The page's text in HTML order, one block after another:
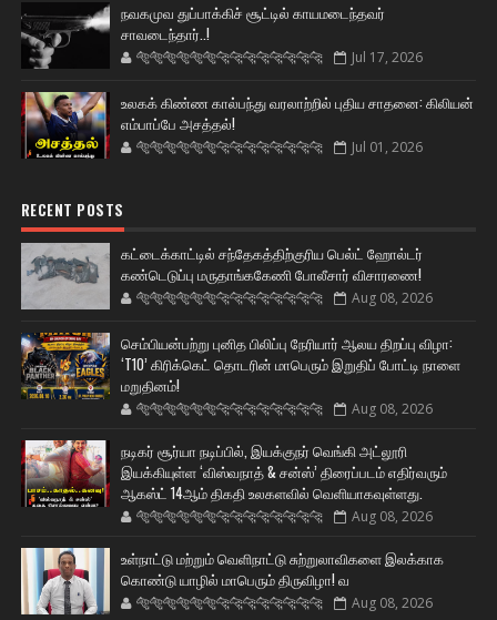
நவகமுவ துப்பாக்கிச் சூட்டில் காயமடைந்தவர்
சாவடைந்தார்..!
🐅🐅🐅🐅🐅🐅🐆🐆🐆🐆🐆🐆🐆🐆 Jul 17, 2026
உலகக் கிண்ண கால்பந்து வரலாற்றில் புதிய சாதனை: கிலியன்
எம்பாப்பே அசத்தல்!
🐅🐅🐅🐅🐅🐅🐆🐆🐆🐆🐆🐆🐆🐆 Jul 01, 2026
RECENT POSTS
கட்டைக்காட்டில் சந்தேகத்திற்குரிய பெல்ட் ஹோல்டர்
கண்டெடுப்பு மருதாங்ககேணி போலீசார் விசாரணை!
🐅🐅🐅🐅🐅🐅🐆🐆🐆🐆🐆🐆🐆🐆 Aug 08, 2026
செம்பியன்பற்று புனித பிலிப்பு நேரியார் ஆலய திறப்பு விழா:
‘T10’ கிரிக்கெட் தொடரின் மாபெரும் இறுதிப் போட்டி நாளை
மறுதினம்!
🐅🐅🐅🐅🐅🐅🐆🐆🐆🐆🐆🐆🐆🐆 Aug 08, 2026
நடிகர் சூர்யா நடிப்பில், இயக்குநர் வெங்கி அட்லூரி
இயக்கியுள்ள ‘விஸ்வநாத் & சன்ஸ்’ திரைப்படம் எதிர்வரும்
ஆகஸ்ட் 14ஆம் திகதி உலகளவில் வெளியாகவுள்ளது.
🐅🐅🐅🐅🐅🐅🐆🐆🐆🐆🐆🐆🐆🐆 Aug 08, 2026
உள்நாட்டு மற்றும் வெளிநாட்டு சுற்றுலாவிகளை இலக்காக
கொண்டு யாழில் மாபெரும் திருவிழா! வ
🐅🐅🐅🐅🐅🐅🐆🐆🐆🐆🐆🐆🐆🐆 Aug 08, 2026